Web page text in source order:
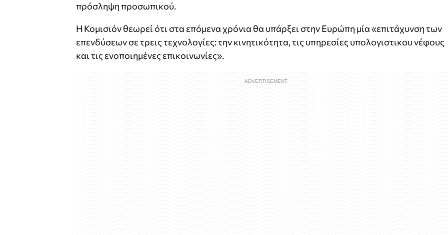
πρόσληψη προσωπικού.
Η Κομισιόν θεωρεί ότι στα επόμενα χρόνια θα υπάρξει στην Ευρώπη μία «επιτάχυνση των
επενδύσεων σε τρεις τεχνολογίες: την κινητικότητα, τις υπηρεσίες υπολογιστικου νέφους
και τις ενοποιημένες επικοινωνίες».